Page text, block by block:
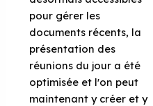
pour gérer les
documents récents, la
présentation des
réunions du jour a été
optimisée et l'on peut
maintenant y créer et y